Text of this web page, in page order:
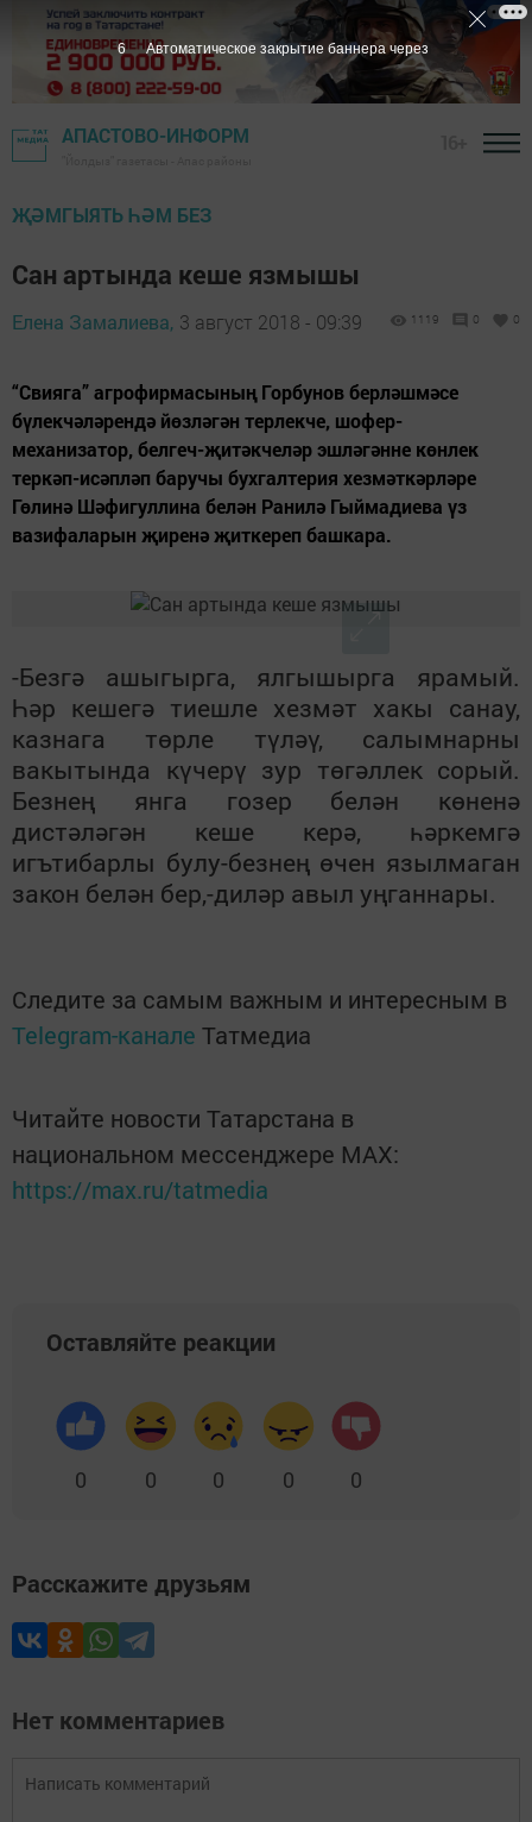
АПАСТОВО-ИНФОРМ
ҖӘМГЫЯТЬ ҺӘМ БЕЗ
Сан артында кеше язмышы
Елена Замалиева, 3 август 2018 - 09:39 1119 0 0
“Свияга” агрофирмасының Горбунов берләшмәсе
бүлекчәләрендә йөзләгән терлекче, шофер-
механизатор, белгеч-җитәкчеләр эшләгәнне көнлек
теркәп-исәпләп баручы бухгалтерия хезмәткәрләре
Гөлинә Шәфигуллина белән Ранилә Гыймадиева үз
вазифаларын җиренә җиткереп башкара.
-Безгә ашыгырга, ялгышырга ярамый.
Һәр кешегә тиешле хезмәт хакы санау,
казнага төрле түләү, салымнарны
вакытында күчерү зур төгәллек сорый.
Безнең янга гозер белән көненә
дистәләгән кеше керә, һәркемгә
игътибарлы булу-безнең өчен язылмаган
закон белән бер,-диләр авыл уңганнары.
Следите за самым важным и интересным в
Telegram-канале Татмедиа
Читайте новости Татарстана в
национальном мессенджере MАХ:
https://max.ru/tatmedia
Оставляйте реакции
0 0 0 0 0
Расскажите друзьям
Нет комментариев
5 Автоматическое закрытие баннера через